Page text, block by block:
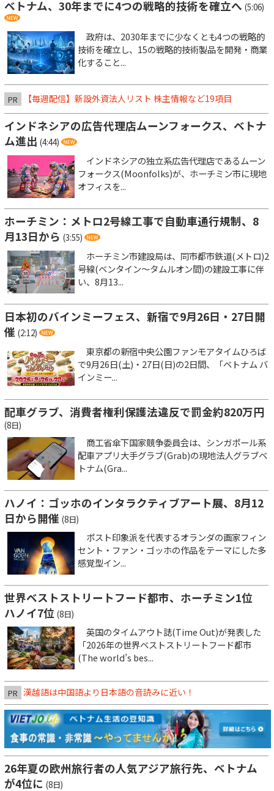
ベトナム、30年までに4つの戦略的技術を確立へ (5:06)
政府は、2030年までに少なくとも4つの戦略的
技術を確立し、15の戦略的技術製品を開発・商業
化すること...
PR 【毎週配信】新設外資法人リスト 株主情報など19項目
インドネシアの広告代理店ムーンフォークス、ベトナ
ム進出 (4:44)
インドネシアの独立系広告代理店であるムーン
フォークス(Moonfolks)が、ホーチミン市に現地
オフィスを...
ホーチミン：メトロ2号線工事で自動車通行規制、8
月13日から (3:55)
ホーチミン市建設局は、同市都市鉄道(メトロ)2
号線(ベンタイン～タムルオン間)の建設工事に伴
い、8月13...
日本初のバインミーフェス、新宿で9月26日・27日開
催 (2:12)
東京都の新宿中央公園ファンモアタイムひろば
で9月26日(土)・27日(日)の2日間、「ベトナム バ
インミー...
配車グラブ、消費者権利保護法違反で罰金約820万円
(8日)
商工省傘下国家競争委員会は、シンガポール系
配車アプリ大手グラブ(Grab)の現地法人グラブベ
トナム(Gra...
ハノイ：ゴッホのインタラクティブアート展、8月12
日から開催 (8日)
ポスト印象派を代表するオランダの画家フィン
セント・ファン・ゴッホの作品をテーマにした多
感覚型イン...
世界ベストストリートフード都市、ホーチミン1位
ハノイ7位 (8日)
英国のタイムアウト誌(Time Out)が発表した
「2026年の世界ベストストリートフード都市
(The world’s bes...
PR 漢越語は中国語より日本語の音読みに近い！
26年夏の欧州旅行者の人気アジア旅行先、ベトナム
が4位に (8日)